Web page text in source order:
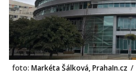
foto: Markéta Šálková, PrahaIn.cz /